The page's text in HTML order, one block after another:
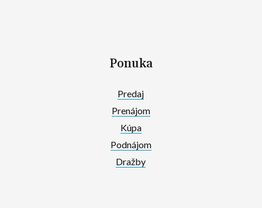
Ponuka
Predaj
Prenájom
Kúpa
Podnájom
Dražby